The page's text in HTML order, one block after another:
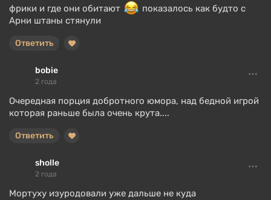
фрики и где они обитают
показалось как будто с
Арни штаны стянули
Ответить
bobie
2 года
Очередная порция добротного юмора, над бедной игрой
которая раньше была очень крута....
Ответить
sholle
2 года
Мортуху изуродовали уже дальше не куда